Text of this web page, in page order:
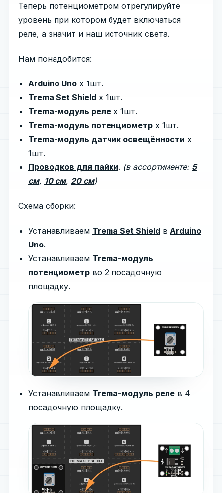
Теперь потенциометром отрегулируйте
уровень при котором будет включаться
реле, а значит и наш источник света.
Нам понадобится:
Arduino Uno х 1шт.
Trema Set Shield х 1шт.
Trema-модуль реле х 1шт.
Trema-модуль потенциометр х 1шт.
Trema-модуль датчик освещённости х
1шт.
Проводков для пайки. (в ассортименте: 5
см, 10 см, 20 см)
Схема сборки:
Устанавливаем Trema Set Shield в Arduino
Uno.
Устанавливаем Trema-модуль
потенциометр во 2 посадочную
площадку.
Устанавливаем Trema-модуль реле в 4
посадочную площадку.